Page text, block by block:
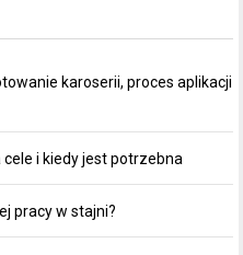
karoserii, proces aplikacji
cele i kiedy jest potrzebna
pracy w stajni?